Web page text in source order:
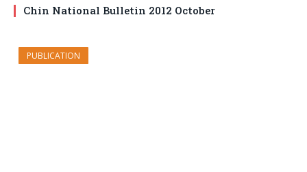
Chin National Bulletin 2012 October
PUBLICATION